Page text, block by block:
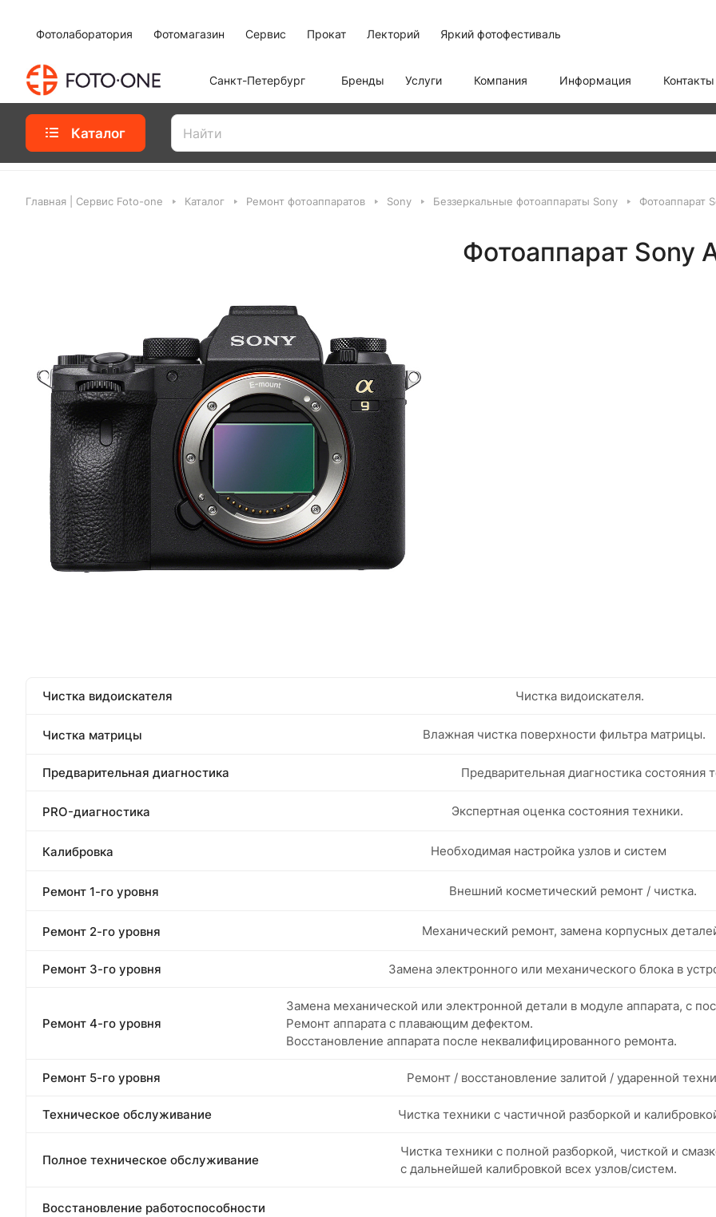
Фотолаборатория Фотомагазин Сервис Прокат Лекторий Яркий фотофестиваль
Санкт-Петербург Бренды Услуги Компания Информация Контакты
Каталог
Главная | Сервис Foto-one Каталог Ремонт фотоаппаратов Sony Беззеркальные фотоаппараты Sony Фотоаппарат
Фотоаппарат Sony
Чистка видоискателя Чистка видоискателя.
Чистка матрицы Влажная чистка поверхности фильтра матрицы.
Предварительная диагностика Предварительная диагностика состояния
PRO-диагностика Экспертная оценка состояния техники.
Калибровка Необходимая настройка узлов и систем
Ремонт 1-го уровня Внешний косметический ремонт / чистка.
Ремонт 2-го уровня Механический ремонт, замена корпусных
Ремонт 3-го уровня Замена электронного или механического блока в
Ремонт 4-го уровня
Замена механической или электронной детали в модуле аппарата, с
Ремонт аппарата с плавающим дефектом.
Восстановление аппарата после неквалифицированного ремонта.
Ремонт 5-го уровня Ремонт / восстановление залитой / ударенной
Техническое обслуживание Чистка техники с частичной разборкой и
Полное техническое обслуживание
Чистка техники с полной разборкой, чисткой и
с дальнейшей калибровкой всех узлов/систем.
Восстановление работоспособности